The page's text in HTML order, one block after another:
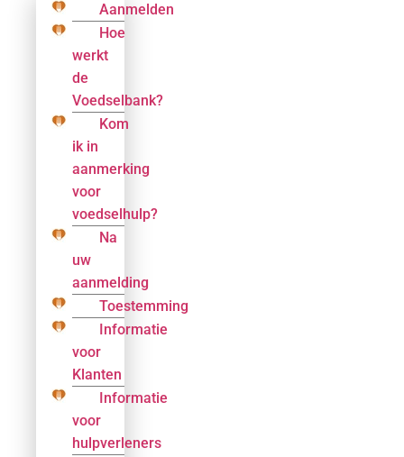
Aanmelden
Hoe
werkt
de
Voedselbank?
Kom
ik in
aanmerking
voor
voedselhulp?
Na
uw
aanmelding
Toestemming
Informatie
voor
Klanten
Informatie
voor
hulpverleners